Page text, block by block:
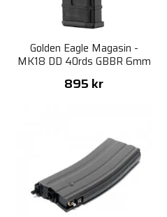
Golden Eagle Magasin -
MK18 DD 40rds GBBR 6mm
895 kr